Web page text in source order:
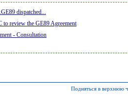
dispatched...
to review the GE89 Agreement
- Consultation
Подняться в верхнюю